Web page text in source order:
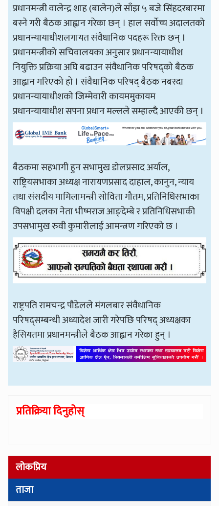
प्रधानमन्त्री वालेन्द्र शाह (बालेन)ले साँझ ५ बजे सिंहदरबारमा
बस्ने गरी बैठक आह्वान गरेका छन् । हाल सर्वोच्च अदालतको
प्रधानन्यायाधीशलगायत संवैधानिक पदहरू रिक्त छन् ।
प्रधानमन्त्रीको सचिवालयका अनुसार प्रधानन्यायाधीश
नियुक्ति प्रक्रिया अघि बढाउन संवैधानिक परिषद्को बैठक
आह्वान गरिएको हो । संवैधानिक परिषद् बैठक नबस्दा
प्रधानन्यायाधीशको जिम्मेवारी कायममुकायम
प्रधानन्यायाधीश सपना प्रधान मल्लले सम्हाल्दै आएकी छन् ।
बैठकमा सहभागी हुन सभामुख डोलप्रसाद अर्याल,
राष्ट्रियसभाका अध्यक्ष नारायणप्रसाद दाहाल, कानुन, न्याय
तथा संसदीय मामिलामन्त्री सोविता गौतम, प्रतिनिधिसभाका
विपक्षी दलका नेता भीष्मराज आङ्देम्बे र प्रतिनिधिसभाकी
उपसभामुख रुवी कुमारीलाई आमन्त्रण गरिएको छ ।
राष्ट्रपति रामचन्द्र पौडेलले मंगलबार संवैधानिक
परिषद्सम्बन्धी अध्यादेश जारी गरेपछि परिषद् अध्यक्षका
हैसियतमा प्रधानमन्त्रीले बैठक आह्वान गरेका हुन् ।
प्रतिक्रिया दिनुहोस्
लोकप्रिय
ताजा